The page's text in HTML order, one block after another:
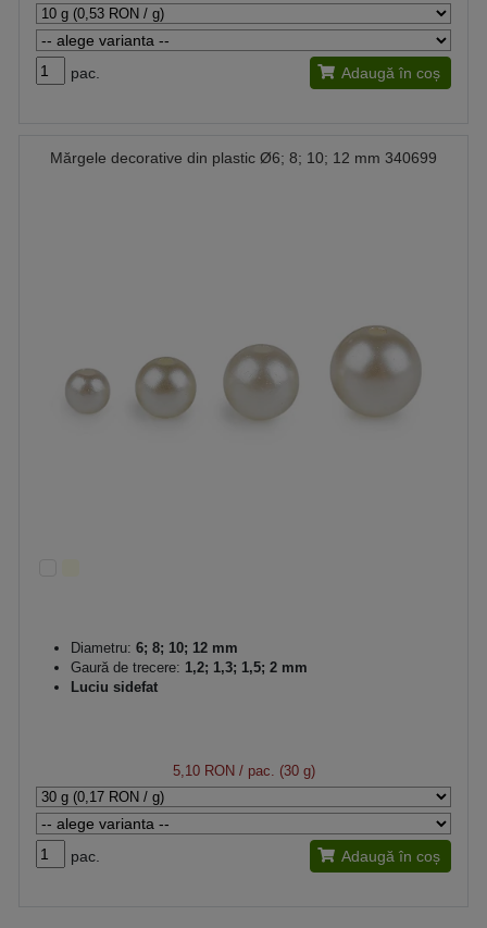
pac. Adaugă în coș
Mărgele decorative din plastic Ø6; 8; 10; 12 mm 340699
Diametru: 6; 8; 10; 12 mm
Gaură de trecere: 1,2; 1,3; 1,5; 2 mm
Luciu sidefat
5,10 RON / pac. (30 g)
pac. Adaugă în coș